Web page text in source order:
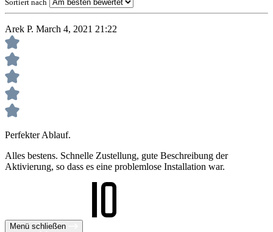
Sortiert nach
Arek P. March 4, 2021 21:22
Perfekter Ablauf.
Alles bestens. Schnelle Zustellung, gute Beschreibung der
Aktivierung, so dass es eine problemlose Installation war.
Menü schließen